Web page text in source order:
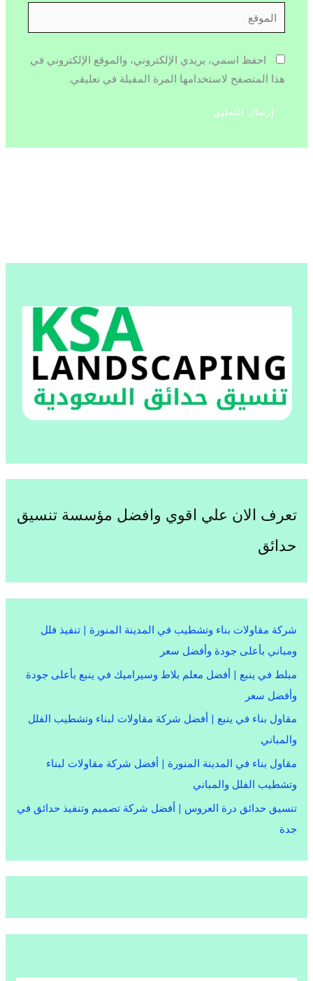
الموقع
احفظ اسمي، بريدي الإلكتروني، والموقع الإلكتروني في
هذا المتصفح لاستخدامها المرة المقبلة في تعليقي.
تعرف الان علي اقوي وافضل مؤسسة تنسيق
حدائق
شركة مقاولات بناء وتشطيب في المدينة المنورة | تنفيذ فلل
ومباني بأعلى جودة وأفضل سعر
مبلط في ينبع | أفضل معلم بلاط وسيراميك في ينبع بأعلى جودة
وأفضل سعر
مقاول بناء في ينبع | أفضل شركة مقاولات لبناء وتشطيب الفلل
والمباني
مقاول بناء في المدينة المنورة | أفضل شركة مقاولات لبناء
وتشطيب الفلل والمباني
تنسيق حدائق درة العروس | أفضل شركة تصميم وتنفيذ حدائق في
جدة